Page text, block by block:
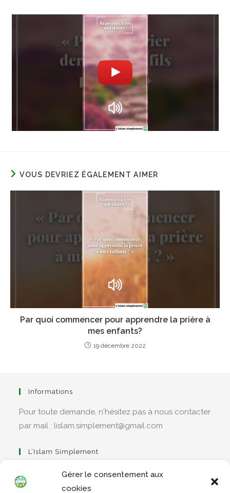
Gérer le consentement aux
cookies
VOUS DEVRIEZ ÉGALEMENT AIMER
Par quoi commencer pour apprendre la prière à
mes enfants?
19 décembre 2022
Informations
Pour toute demande, n'hésitez pas à nous contacter
par mail : lislam.simplement@gmail.com
L’Islam Simplement